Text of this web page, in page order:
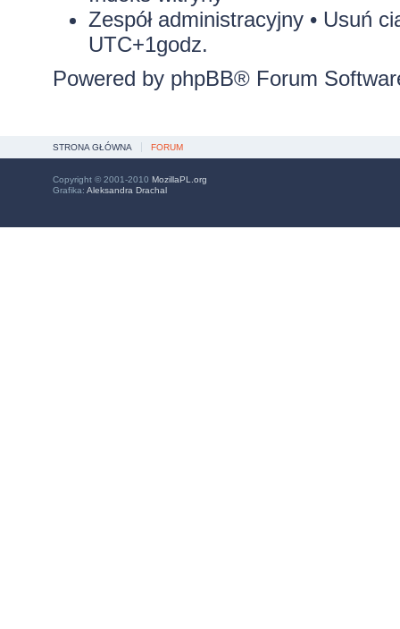
Zespół administracyjny• Usuń
UTC+1godz.
Powered by phpBB® Forum
STRONA GŁÓWNA FORUM
Copyright © 2001-2010 MozillaPL.org
Grafika: Aleksandra Drachal